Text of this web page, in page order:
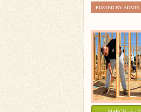
POSTED BY ADMIN